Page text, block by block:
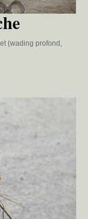
(wading profond,